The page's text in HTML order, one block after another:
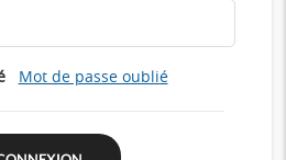
Mot de passe oublié